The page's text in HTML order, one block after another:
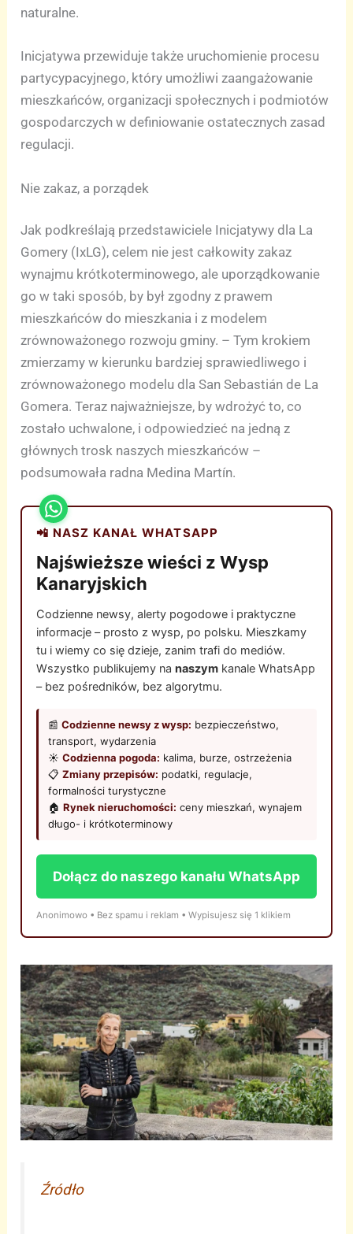
naturalne.
Inicjatywa przewiduje także uruchomienie procesu
partycypacyjnego, który umożliwi zaangażowanie
mieszkańców, organizacji społecznych i podmiotów
gospodarczych w definiowanie ostatecznych zasad
regulacji.
Nie zakaz, a porządek
Jak podkreślają przedstawiciele Inicjatywy dla La
Gomery (IxLG), celem nie jest całkowity zakaz
wynajmu krótkoterminowego, ale uporządkowanie
go w taki sposób, by był zgodny z prawem
mieszkańców do mieszkania i z modelem
zrównoważonego rozwoju gminy. – Tym krokiem
zmierzamy w kierunku bardziej sprawiedliwego i
zrównoważonego modelu dla San Sebastián de La
Gomera. Teraz najważniejsze, by wdrożyć to, co
zostało uchwalone, i odpowiedzieć na jedną z
głównych trosk naszych mieszkańców –
podsumowała radna Medina Martín.
📲 NASZ KANAŁ WHATSAPP
Najświeższe wieści z Wysp
Kanaryjskich
Codzienne newsy, alerty pogodowe i praktyczne
informacje – prosto z wysp, po polsku. Mieszkamy
tu i wiemy co się dzieje, zanim trafi do mediów.
Wszystko publikujemy nanaszym kanale WhatsApp
– bez pośredników, bez algorytmu.
📰Codzienne newsy z wysp: bezpieczeństwo,
transport, wydarzenia
☀️Codzienna pogoda: kalima, burze, ostrzeżenia
📋Zmiany przepisów: podatki, regulacje,
formalności turystyczne
🏠Rynek nieruchomości: ceny mieszkań, wynajem
długo- i krótkoterminowy
Dołącz do naszego kanału WhatsApp
Anonimowo • Bez spamu i reklam • Wypisujesz się 1 klikiem
Źródło